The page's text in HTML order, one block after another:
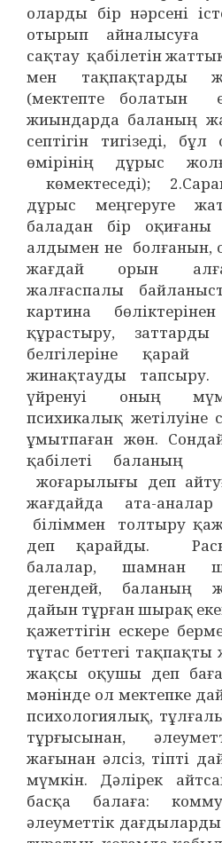
оларды бір нәрсені
отырып айналысуға
сақтау қабілетін
мен тақпақтарды
(мектепте болатын
жиындарда баланың
септігін тигізеді,
өмірінің дұрыс
көмектеседі);
дұрыс меңгеруге
баладан бір
алдымен не болғанын,
жағдай орын
жалғаспалы
картина
құрастыру,
белгілеріне қарай
жинақтауды
үйренуі оның
психикалық жетілуіне
ұмытпаған жөн.
қабілеті баланың
жоғарылығы деп
жағдайда ата-
біліммен толтыру
деп қарайды.
балалар, шамнан
дегендей, баланың
дайын тұрған шырақ
қажеттігін ескере
тұтас беттегі
жақсы оқушы деп
мәнінде ол мектепке
психологиялық,
тұрғысынан,
жағынан әлсіз, тіпті
мүмкін. Дәлірек
басқа балаға:
әлеуметтік дағдыларды